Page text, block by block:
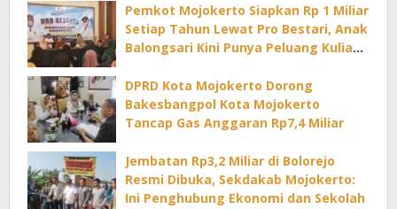
Pemkot Mojokerto Siapkan Rp 1 Miliar
Setiap Tahun Lewat Pro Bestari, Anak
Balongsari Kini Punya Peluang Kuliah
DPRD Kota Mojokerto Dorong
Bakesbangpol Kota Mojokerto
Tancap Gas Anggaran Rp7,4 Miliar
Jembatan Rp3,2 Miliar di Bolorejo
Resmi Dibuka, Sekdakab Mojokerto:
Ini Penghubung Ekonomi dan Sekolah